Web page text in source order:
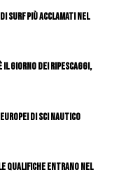
surf più acclamati nel
il giorno dei ripescaggi,
di Sci Nautico
le qualifiche entrano nel